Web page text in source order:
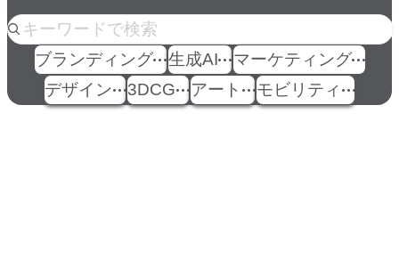
人気のkeyword
ブランディング 生成AI
マーケティング
デザイン
3DCG アート モビリティ